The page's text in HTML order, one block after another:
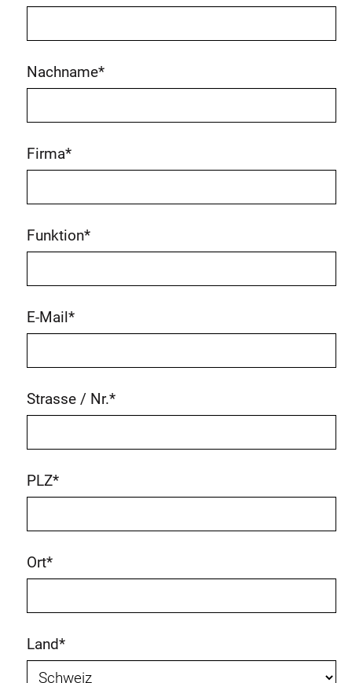
Nachname*
Firma*
Funktion*
E-Mail*
Strasse / Nr.*
PLZ*
Ort*
Land*